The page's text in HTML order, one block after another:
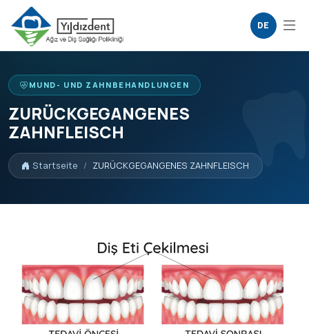
DE
MUND- UND ZAHNBEHANDLUNGEN
ZURÜCKGEGANGENES
ZAHNFLEISCH
Startseite ZURÜCKGEGANGENES ZAHNFLEISCH